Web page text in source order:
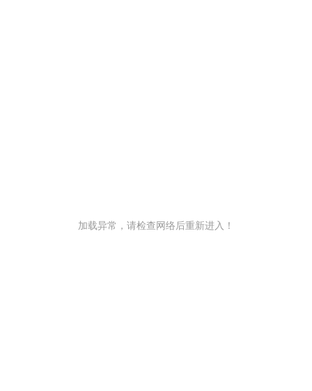
加载异常，请检查网络后重新进入！